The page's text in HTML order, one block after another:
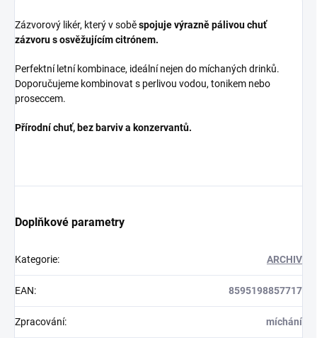
Zázvorový likér, který v soběspojuje výrazně pálivou chuť
zázvoru s osvěžujícím citrónem.
Perfektní letní kombinace, ideální nejen do míchaných drinků.
Doporučujeme kombinovat s perlivou vodou, tonikem nebo
proseccem.
Přírodní chuť, bez barviv a konzervantů.
Doplňkové parametry
Kategorie: ARCHIV
EAN: 8595198857717
Zpracování: míchání